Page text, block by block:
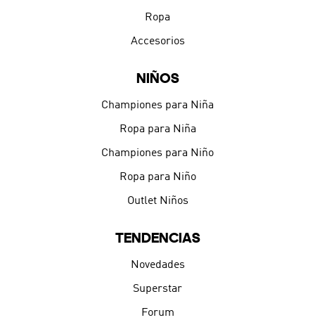
Ropa
Accesorios
NIÑOS
Championes para Niña
Ropa para Niña
Championes para Niño
Ropa para Niño
Outlet Niños
TENDENCIAS
Novedades
Superstar
Forum